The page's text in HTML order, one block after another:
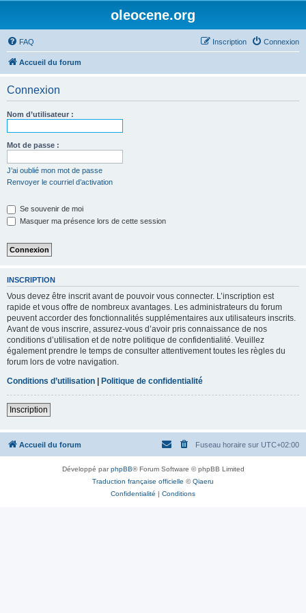
oleocene.org
FAQ Connexion
Inscription
Accueil du forum
Connexion
Nom d’utilisateur :
Mot de passe :
J’ai oublié mon mot de passe
Renvoyer le courriel d’activation
Se souvenir de moi
Masquer ma présence lors de cette session
INSCRIPTION
Vous devez être inscrit avant de pouvoir vous connecter. L’inscription est
rapide et vous offre de nombreux avantages. Les administrateurs du forum
peuvent accorder des fonctionnalités supplémentaires aux utilisateurs inscrits.
Avant de vous inscrire, assurez-vous d’avoir pris connaissance de nos
conditions d’utilisation et de notre politique de confidentialité. Veuillez
également prendre le temps de consulter attentivement toutes les règles du
forum lors de votre navigation.
Conditions d’utilisation | Politique de confidentialité
Inscription
Accueil du forum Fuseau horaire sur UTC+02:00
Développé parphpBB® Forum Software © phpBB Limited
Traduction française officielle ©Qiaeru
Confidentialité | Conditions